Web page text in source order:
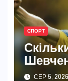
СПОРТ
СЕР 5, 2026